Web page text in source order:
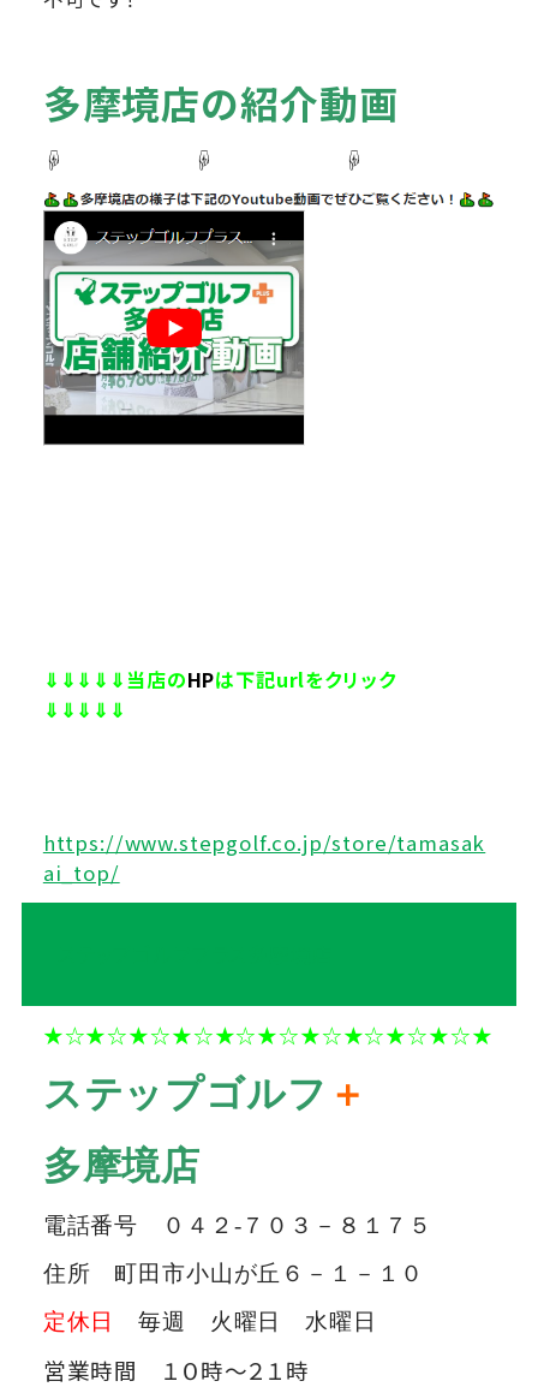
多摩境店の紹介動画
☟ ☟ ☟
⇓⇓⇓⇓⇓当店のHPは下記urlをクリック
⇓⇓⇓⇓⇓
https://www.stepgolf.co.jp/store/tamasak
ai_top/
★☆★☆★☆★☆★☆★☆★☆★☆★☆★☆★
ステップゴルフ ＋
多摩境店
電話番号 ０４２-７０３－８１７５
住所 町田市小山が丘６－１－１０
定休日
毎週 火曜日 水曜日
営業時間 １０時～２１時